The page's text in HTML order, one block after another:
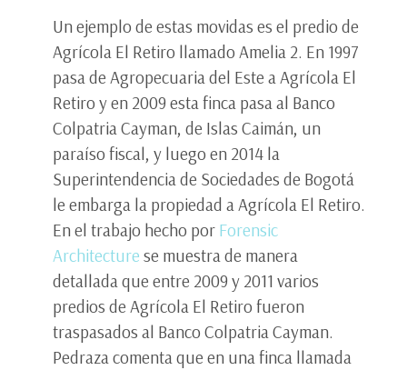
Un ejemplo de estas movidas es el predio de
Agrícola El Retiro llamado Amelia 2. En 1997
pasa de Agropecuaria del Este a Agrícola El
Retiro y en 2009 esta finca pasa al Banco
Colpatria Cayman, de Islas Caimán, un
paraíso fiscal, y luego en 2014 la
Superintendencia de Sociedades de Bogotá
le embarga la propiedad a Agrícola El Retiro.
En el trabajo hecho por Forensic
Architecture se muestra de manera
detallada que entre 2009 y 2011 varios
predios de Agrícola El Retiro fueron
traspasados al Banco Colpatria Cayman.
Pedraza comenta que en una finca llamada